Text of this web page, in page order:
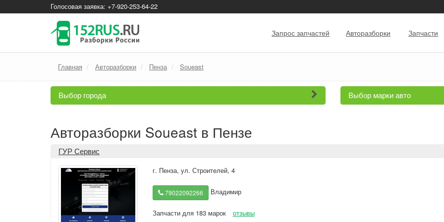
Голосовая заявка: +7-920-253-64-22
Запрос запчастей Авторазборки Запчасти
Главная Авторазборки Пенза Soueast
Выбор города Выбор марки авто
Авторазборки Soueast в Пензе
ГУР Сервис
г. Пенза, ул. Строителей, 4
79022092266 Владимир
Запчасти для 183 марок отзывы